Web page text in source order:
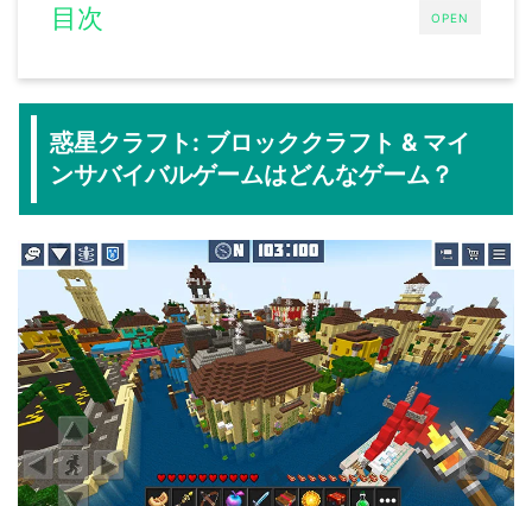
OPEN
目次
惑星クラフト: ブロッククラフト & マイ
ンサバイバルゲームはどんなゲーム？